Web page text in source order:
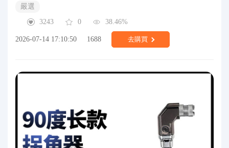
嚴選
3243
0 38.46%
2026-07-14 17:10:50 1688 去購買